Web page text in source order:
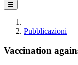
☰
Pubblicazioni
Vaccination